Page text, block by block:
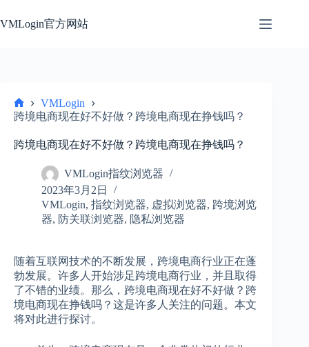
过
VMLogin官方网站
首
VMLogin
跨境电商现在好不好做？跨境电商现在挣钱吗？
跨境电商现在好不好做？跨境电商现在挣钱吗？
VMLogin指纹浏览器
2023年3月2日
VMLogin, 指纹浏览器, 虚拟浏览器, 跨境浏览
器, 防关联浏览器, 隐私浏览器
随着互联网技术的不断发展，跨境电商行业正在蓬
勃发展。许多人开始涉足跨境电商行业，并且取得
了不错的业绩。那么，跨境电商现在好不好做？跨
境电商现在挣钱吗？这是许多人关注的问题。本文
将对此进行探讨。